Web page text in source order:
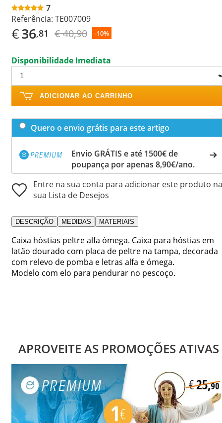
7
Referência: TE007009
€36,81 € 40,90 -10%
Disponibilidade Imediata
ADICIONAR AO CARRINHO
Quero o envio grátis para este artigo
Envio GRÁTIS e até 1500€ de
poupança por apenas 8,90€/ano.
Entre na sua conta para adicionar este produto na
sua Lista de Desejos
DESCRIÇÃO MEDIDAS MATERIAIS
Caixa hóstias peltre alfa ómega. Caixa para hóstias em
latão dourado com placa de peltre na tampa, decorada
com relevo de pomba e letras alfa e ómega.
Modelo com elo para pendurar no pescoço.
APROVEITE AS PROMOÇÕES ATIVAS